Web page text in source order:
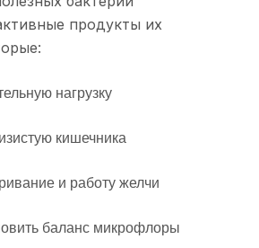
продукты их
нагрузку
кишечника
и работу желчи
баланс микрофлоры